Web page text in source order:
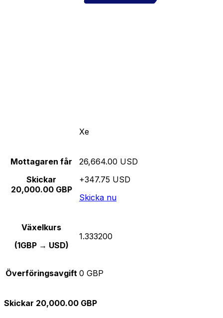
Xe
Mottagaren får
Skickar
20,000.00 GBP
26,664.00 USD
+347.75 USD
Skicka nu
Växelkurs
(1GBP → USD)
1.333200
Överföringsavgift 0 GBP
Skickar 20,000.00 GBP